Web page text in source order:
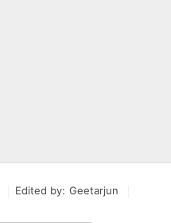
Edited by: Geetarjun